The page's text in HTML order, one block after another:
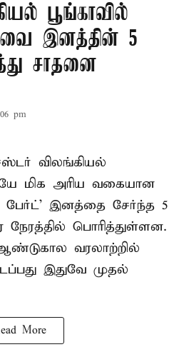
பூங்காவில்
இனத்தின் 5
சாதனை
pm
விலங்கியல்
மிக அரிய வகையான
பேர்ட்' இனத்தை சேர்ந்த 5
நேரத்தில் பொரித்துள்ளன.
வரலாற்றில்
இதுவே முதல்
More